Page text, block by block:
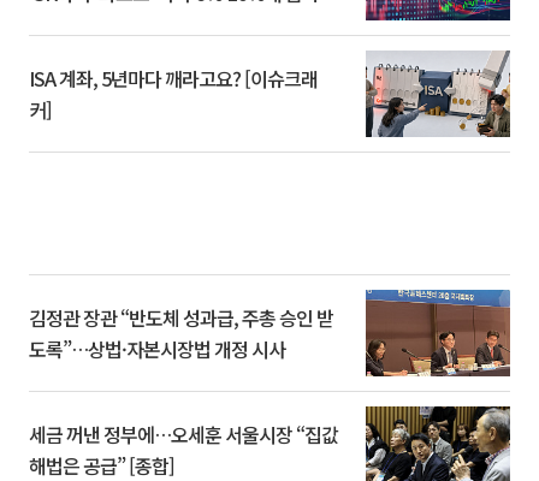
ISA 계좌, 5년마다 깨라고요? [이슈크래
커]
김정관 장관 “반도체 성과급, 주총 승인 받
도록”…상법·자본시장법 개정 시사
세금 꺼낸 정부에…오세훈 서울시장 “집값
해법은 공급” [종합]